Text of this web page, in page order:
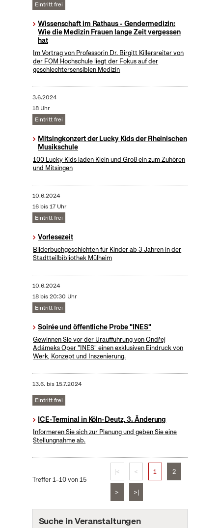
Eintritt frei
Wissenschaft im Rathaus - Gendermedizin:
Wie die Medizin Frauen lange Zeit vergessen
hat
Im Vortrag von Professorin Dr. Birgitt Killersreiter von
der FOM Hochschule liegt der Fokus auf der
geschlechtersensiblen Medizin
3.6.2024
18 Uhr
Eintritt frei
Mitsingkonzert der Lucky Kids der Rheinischen
Musikschule
100 Lucky Kids laden Klein und Groß ein zum Zuhören
und Mitsingen
10.6.2024
16 bis 17 Uhr
Eintritt frei
Vorlesezeit
Bilderbuchgeschichten für Kinder ab 3 Jahren in der
Stadtteilbibliothek Mülheim
10.6.2024
18 bis 20:30 Uhr
Eintritt frei
Soirée und öffentliche Probe "INES"
Gewinnen Sie vor der Uraufführung von Ondřej
Adámeks Oper "INES" einen exklusiven Eindruck von
Werk, Konzept und Inszenierung.
13.6. bis15.7.2024
Eintritt frei
ICE-Terminal in Köln-Deutz, 3. Änderung
Informeren Sie sich zur Planung und geben Sie eine
Stellungnahme ab.
Treffer 1–10 von 15
|< < 1 2
> >|
Suche in Veranstaltungen